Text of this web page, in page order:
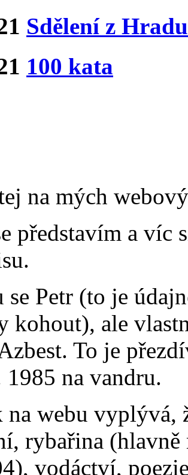
Sdělení z Hradu
100 kata
na mých
představím a víc
se Petr (to je
kohout), ale
To je
na vandru.
webu vyplývá,
rybařina
vodáctví,